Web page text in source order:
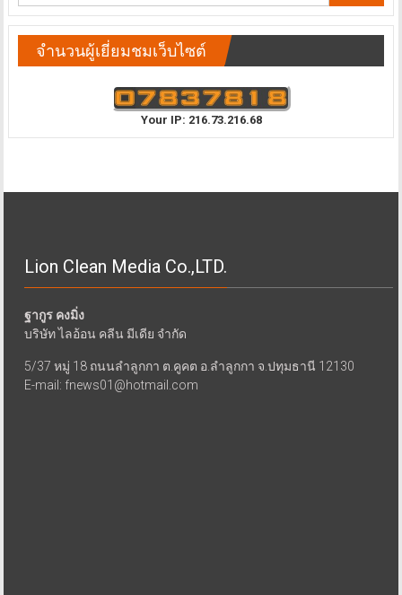
จำนวนผู้เยี่ยมชมเว็บไซต์
Your IP: 216.73.216.68
Lion Clean Media Co.,LTD.
ฐากูร คงมิ่ง
บริษัท ไลอ้อน คลีน มีเดีย จำกัด
5/37 หมู่ 18 ถนนลำลูกกา ต.คูคต อ.ลำลูกกา จ.ปทุมธานี 12130
E-mail: fnews01@hotmail.com